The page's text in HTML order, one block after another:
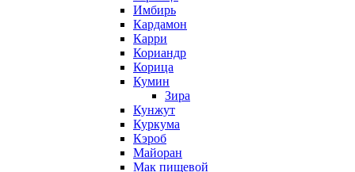
Имбирь
Кардамон
Карри
Кориандр
Корица
Кумин
Зира
Кунжут
Куркума
Кэроб
Майоран
Мак пищевой